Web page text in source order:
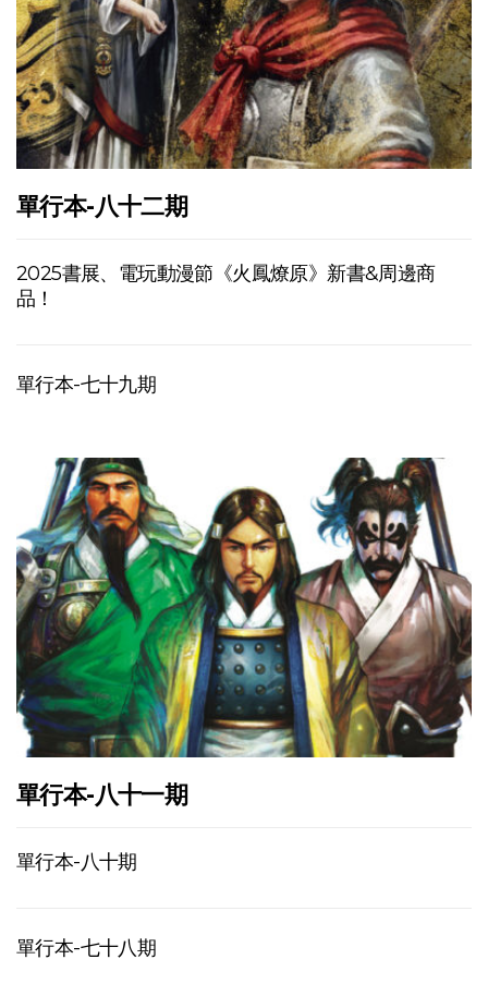
單行本-八十二期
2025書展、電玩動漫節《火鳳燎原》新書&周邊商
品！
單行本-七十九期
單行本-八十一期
單行本-八十期
單行本-七十八期